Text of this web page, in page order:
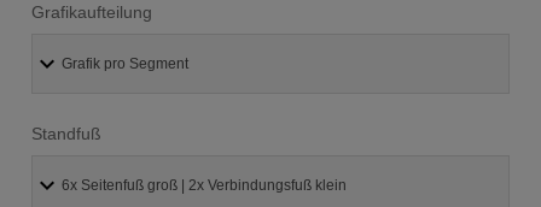
Grafikaufteilung
Standfuß